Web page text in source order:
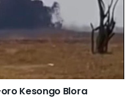
Kesongo Blora